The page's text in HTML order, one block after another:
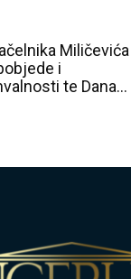
Miličevića
i
te Dana...